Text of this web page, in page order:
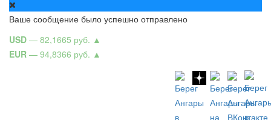
Ваше сообщение было успешно отправлено
USD — 82,1665 руб. ▲
EUR — 94,8366 руб. ▲